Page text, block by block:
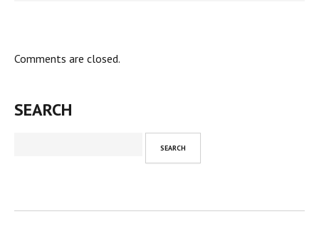
Comments are closed.
SEARCH